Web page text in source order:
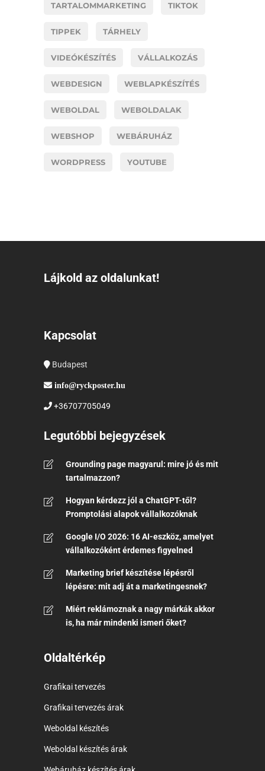
TARTALOMMARKETING TIKTOK
TIPPEK TÁRHELY
VIDEÓKÉSZÍTÉS VÁLLALKOZÁS
WEBDESIGN WEBLAPKÉSZÍTÉS
WEBOLDAL WEBOLDALAK
WEBSHOP WEBÁRUHÁZ
WORDPRESS YOUTUBE
Lájkold az oldalunkat!
Kapcsolat
Budapest
info@ryckposter.hu
+36707705049
Legutóbbi bejegyzések
Grounding page magyarul: mire jó és mit
tartalmazzon?
Hogyan kérdezz jól a ChatGPT-től?
Promptolási alapok vállalkozóknak
Google I/O 2026: 16 AI-eszköz, amelyet
vállalkozóként érdemes figyelned
Marketing brief készítése lépésről
lépésre: mit adj át a marketingesnek?
Miért reklámoznak a nagy márkák akkor
is, ha már mindenki ismeri őket?
Oldaltérkép
Grafikai tervezés
Grafikai tervezés árak
Weboldal készítés
Weboldal készítés árak